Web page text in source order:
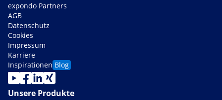
expondo Partners
AGB
Datenschutz
Cookies
Impressum
Karriere
Inspirationen Blog
Unsere Produkte